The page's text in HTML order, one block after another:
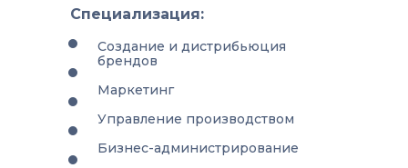
Специализация:
Создание и дистрибьюция
брендов
Маркетинг
Управление производством
Бизнес-администрирование